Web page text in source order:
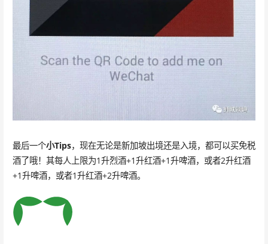
最后一个小Tips，现在无论是新加坡出境还是入境，都可以买免税
酒了哦！其每人上限为1升烈酒+1升红酒+1升啤酒，或者2升红酒
+1升啤酒，或者1升红酒+2升啤酒。